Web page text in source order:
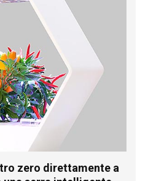
zero direttamente a